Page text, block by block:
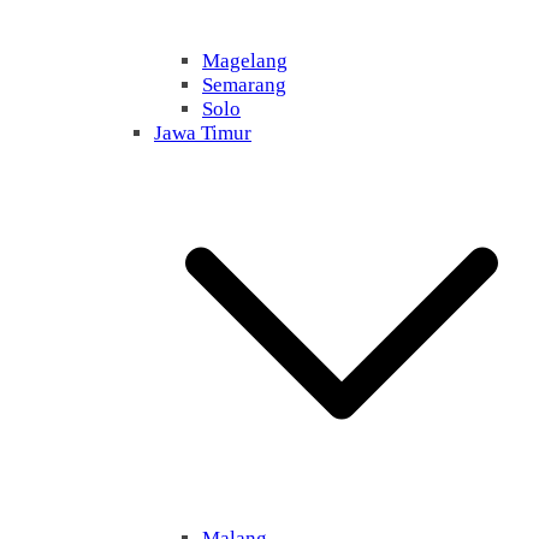
Magelang
Semarang
Solo
Jawa Timur